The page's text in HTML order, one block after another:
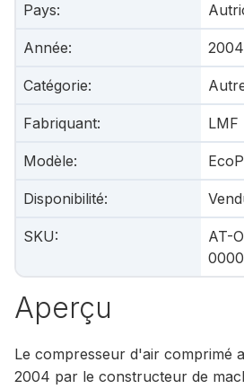
Pays:
Année: 2004
Catégorie:
Fabriquant: LMF
Modèle:
Disponibilité:
SKU:
AT-
Aperçu
Le compresseur d'air comprimé
2004 par le constructeur de